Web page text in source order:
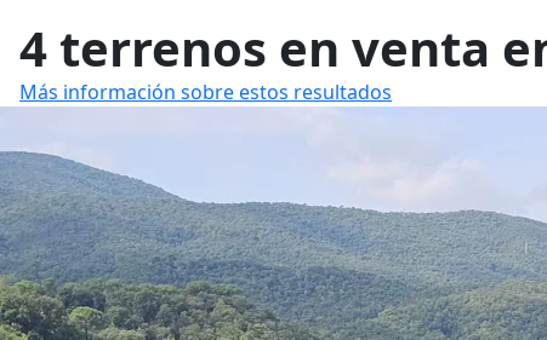
4 terrenos en venta
Más información sobre estos resultados